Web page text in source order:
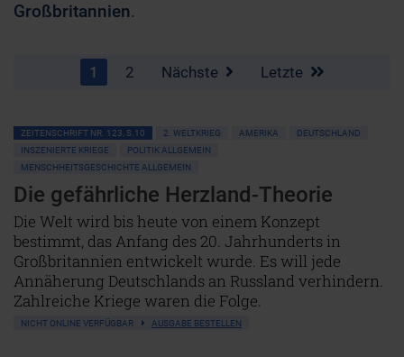
Großbritannien.
1 2 Nächste Letzte
ZEITENSCHRIFT NR. 123, S.10 2. WELTKRIEG AMERIKA
DEUTSCHLAND
INSZENIERTE KRIEGE
POLITIK ALLGEMEIN
MENSCHHEITSGESCHICHTE ALLGEMEIN
Die gefährliche Herzland-Theorie
Die Welt wird bis heute von einem Konzept
bestimmt, das Anfang des 20. Jahrhunderts in
Großbritannien entwickelt wurde. Es will jede
Annäherung Deutschlands an Russland verhindern.
Zahlreiche Kriege waren die Folge.
NICHT ONLINE VERFÜGBAR AUSGABE BESTELLEN